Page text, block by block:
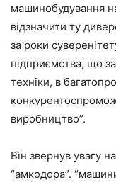
машинобудування
відзначити ту
за роки
підприємства, що
техніки, в
виробництво”.
Він звернув увагу
“амкодора”.